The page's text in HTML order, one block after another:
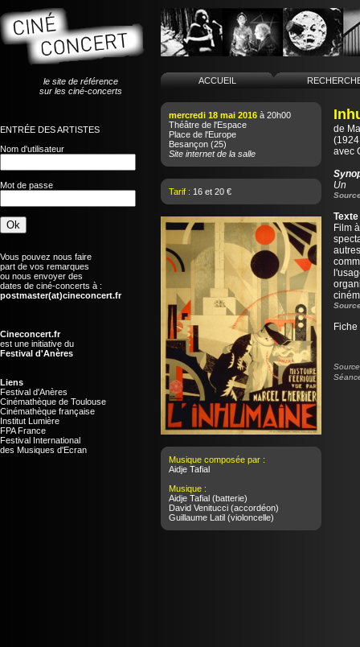
le site de référence
sur les ciné-concerts
ENTRÉE DES ARTISTES
Nom d'utilisateur
Mot de passe
Vous pouvez nous faire
part de vos remarques
ou nous envoyer des
dates de ciné-concerts à :
postmaster(at)cineconcert.fr
Cineconcert.fr
est une initiative du
Festival d'Anères
Liens
Festival d'Anères
Cinémathèque de Toulouse
Cinémathèque française
Institut Lumière
FPA France
Festival International
des Musiques d'Ecran
ACCUEIL
mercredi 18 mai 2016 à 20h00
Théâtre de l'Espace
Place de l'Europe
Besançon (25)
Site internet de la salle
Tarif : 16 et 20 €
Musique composée par :
Aidje Tafial
Musique :
Aidje Tafial (batterie)
David Venitucci (accordéon)
Guillaume Latil (violoncelle)
de
avec
Un
Film